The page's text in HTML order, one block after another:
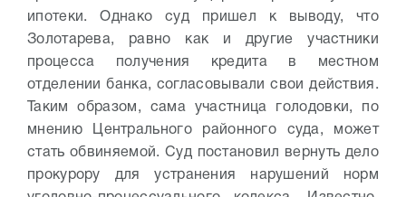
ипотеки. Однако суд пришел к выводу, что
Золотарева, равно как и другие участники
процесса получения кредита в местном
отделении банка, согласовывали свои действия.
Таким образом, сама участница голодовки, по
мнению Центрального районного суда, может
стать обвиняемой. Суд постановил вернуть дело
прокурору для устранения нарушений норм